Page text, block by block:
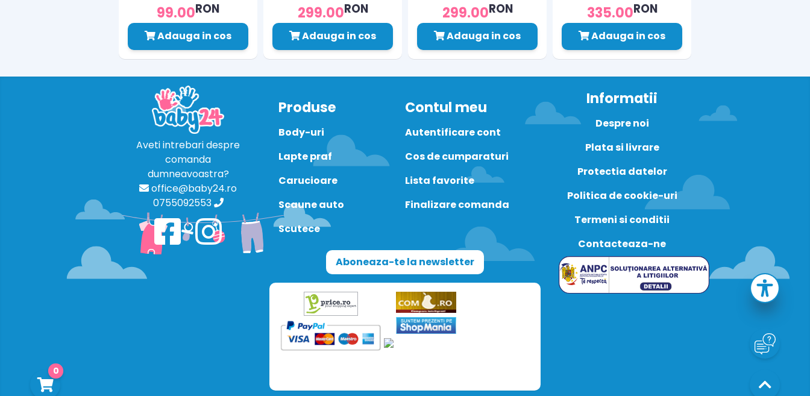
0
99.00RON
Adauga in cos
299.00RON
Adauga in cos
299.00RON
Adauga in cos
335.00RON
Adauga in cos
Aveti intrebari despre
comanda
dumneavoastra?
office@baby24.ro
0755092553
Produse
Body-uri
Lapte praf
Carucioare
Scaune auto
Scutece
Contul meu
Autentificare cont
Cos de cumparaturi
Lista favorite
Finalizare comanda
Aboneaza-te la newsletter
Informatii
Despre noi
Plata si livrare
Protectia datelor
Politica de cookie-uri
Termeni si conditii
Contacteaza-ne